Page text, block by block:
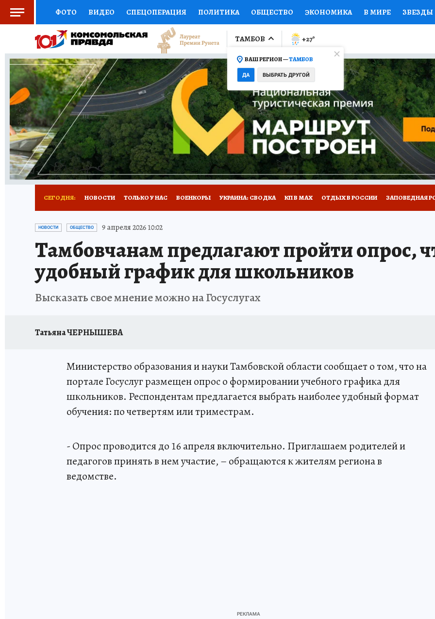
ФОТО ВИДЕО СПЕЦОПЕРАЦИЯ ПОЛИТИКА ОБЩЕСТВО ЭКОНОМИКА В МИРЕ ЗВЕЗДЫ
СОЦПОДДЕРЖКА НАУКА СПОРТ КОЛУМНИСТЫ ПРОИСШЕСТВИЯ НАЦИОНАЛЬНЫЕ
ВЫБОР ЭКСПЕРТОВ ДОКТОР ФИНАНСЫ ОТКРЫВАЕМ МИР Я ЗНАЮ СЕМЬЯ ЖЕНСКИЕ
КНИЖНАЯ ПОЛКА ПРОГНОЗЫ НА СПОРТ ПРОМОКОДЫ СЕРИАЛЫ СПЕЦПРОЕКТЫ
ПРЕСС-ЦЕНТР НЕДВИЖИМОСТЬ ТЕЛЕВИЗОР КОЛЛЕКЦИИ КОНКУРСЫ РАБОТА У НАС
РАДИО КП ТЕСТЫ НОВОЕ НА САЙТЕ РЕКЛАМА
ТАМБОВ
ВАШ РЕГИОН —ТАМБОВ
ДА ВЫБРАТЬ ДРУГОЙ
+27°
СЕГОДНЯ: НОВОСТИ ТОЛЬКО У НАС ВОЕНКОРЫ УКРАИНА: СВОДКА КП В МАХ ОТДЫХ В РОССИИ ЗАПОВЕДНАЯ
ИСПЫТАНО НА СЕБЕ
НОВОСТИ ОБЩЕСТВО 9 апреля 2026 10:02
Тамбовчанам предлагают пройти опрос,
удобный график для школьников
Высказать свое мнение можно на Госуслугах
Татьяна ЧЕРНЫШЕВА
Министерство образования и науки Тамбовской области сообщает о том, что на
портале Госуслуг размещен опрос о формировании учебного графика для
школьников. Респондентам предлагается выбрать наиболее удобный формат
обучения: по четвертям или триместрам.
- Опрос проводится до 16 апреля включительно. Приглашаем родителей и
педагогов принять в нем участие, – обращаются к жителям региона в
ведомстве.